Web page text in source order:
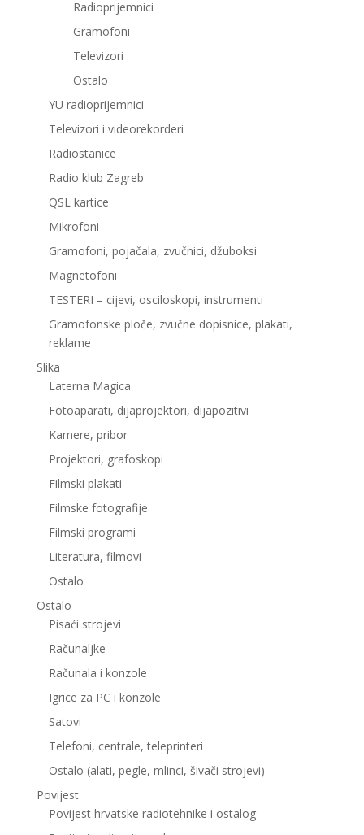
Radioprijemnici
Gramofoni
Televizori
Ostalo
YU radioprijemnici
Televizori i videorekorderi
Radiostanice
Radio klub Zagreb
QSL kartice
Mikrofoni
Gramofoni, pojačala, zvučnici, džuboksi
Magnetofoni
TESTERI – cijevi, osciloskopi, instrumenti
Gramofonske ploče, zvučne dopisnice, plakati,
reklame
Slika
Laterna Magica
Fotoaparati, dijaprojektori, dijapozitivi
Kamere, pribor
Projektori, grafoskopi
Filmski plakati
Filmske fotografije
Filmski programi
Literatura, filmovi
Ostalo
Ostalo
Pisaći strojevi
Računaljke
Računala i konzole
Igrice za PC i konzole
Satovi
Telefoni, centrale, teleprinteri
Ostalo (alati, pegle, mlinci, šivači strojevi)
Povijest
Povijest hrvatske radiotehnike i ostalog